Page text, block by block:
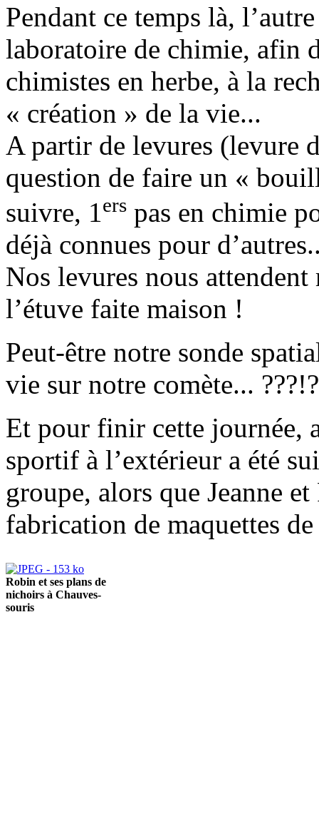
Pendant ce temps là,
laboratoire de chimie, afin
chimistes en herbe, à la
« création » de la vie...
A partir de levures (levure
question de faire un «
suivre, 1ers pas en chimie
déjà connues pour
Nos levures nous
l’étuve faite maison !
Peut-être notre sonde
vie sur notre comète...
Et pour finir cette journée,
sportif à l’extérieur a été
groupe, alors que Jeanne
fabrication de maquettes
Robin et ses plans de
nichoirs à Chauves-
souris